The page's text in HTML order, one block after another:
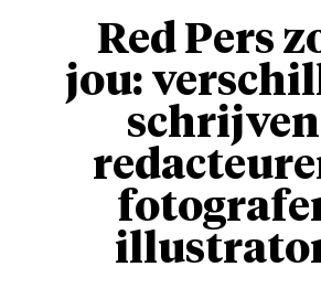
Red Pers
jou: